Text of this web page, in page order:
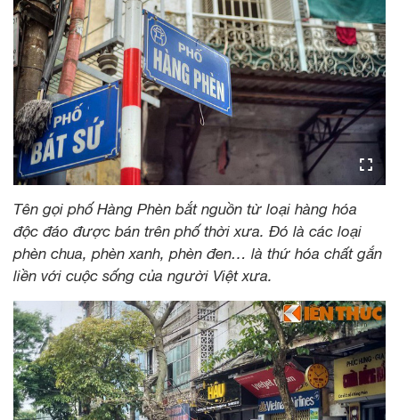
Tên gọi phố Hàng Phèn bắt nguồn từ loại hàng hóa
độc đáo được bán trên phố thời xưa. Đó là các loại
phèn chua, phèn xanh, phèn đen… là thứ hóa chất gắn
liền với cuộc sống của người Việt xưa.